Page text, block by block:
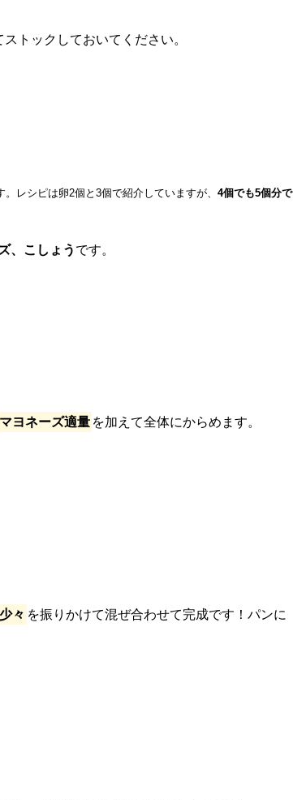
トックしておいてください。
レシピは卵2個と3個で紹介していますが、 4個でも5個分で
、こしょう です。
マヨネーズ適量 を加えて全体にからめます。
々 を振りかけて混ぜ合わせて完成です！パンに